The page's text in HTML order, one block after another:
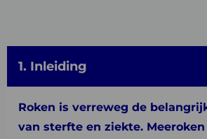
1. Inleiding
Roken is verreweg de
van sterfte en ziekte.